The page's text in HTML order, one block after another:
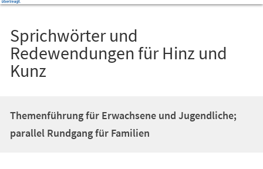
Sprichwörter und
Redewendungen für Hinz und
Kunz
Themenführung für Erwachsene und Jugendliche;
parallel Rundgang für Familien